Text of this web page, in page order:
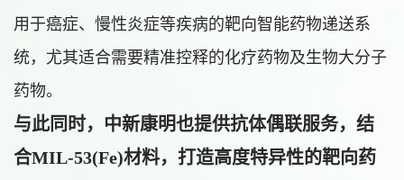
用于癌症、慢性炎症等疾病的靶向智能药物递送系
统，尤其适合需要精准控释的化疗药物及生物大分子
药物。
与此同时，中新康明也提供抗体偶联服务，结
合MIL-53(Fe)材料，打造高度特异性的靶向药